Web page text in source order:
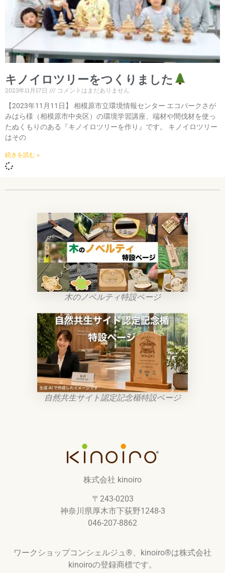
キノイロツリーをつくりました
2023年11月17日
コメントはまだありません
【2023年11月11日】 相模原市立環境情報センター エコパークさが
みはら様（相模原市中央区）の環境学習講座、端材や間伐材を使っ
たぬくもりのある『キノイロツリーを作り』です。 キノイロツリー
はその
続きを読む »
木のノベルティ特設ページ
自然共生サイト認定記念楯特設ページ
株式会社 kinoiro
〒243-0203
神奈川県厚木市下荻野1248-3
046-207-8862
ワークショップコンシェルジュ®︎、kinoiro®︎は株式会社
kinoiroの登録商標です。